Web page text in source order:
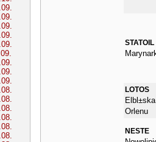
STATOIL
LOTOS
Orlenu
NESTE